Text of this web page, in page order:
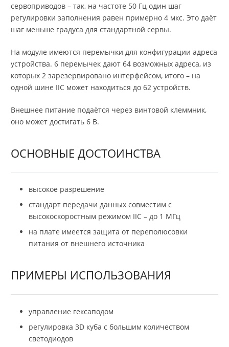
сервоприводов – так, на частоте 50 Гц один шаг
регулировки заполнения равен примерно 4 мкс. Это даёт
шаг меньше градуса для стандартной сервы.
На модуле имеются перемычки для конфигурации адреса
устройства. 6 перемычек дают 64 возможных адреса, из
которых 2 зарезервировано интерфейсом, итого – на
одной шине IIC может находиться до 62 устройств.
Внешнее питание подаётся через винтовой клеммник,
оно может достигать 6 В.
ОСНОВНЫЕ ДОСТОИНСТВА
высокое разрешение
стандарт передачи данных совместим с
высокоскоростным режимом IIC – до 1 МГц
на плате имеется защита от переполюсовки
питания от внешнего источника
ПРИМЕРЫ ИСПОЛЬЗОВАНИЯ
управление гексаподом
регулировка 3D куба с большим количеством
светодиодов